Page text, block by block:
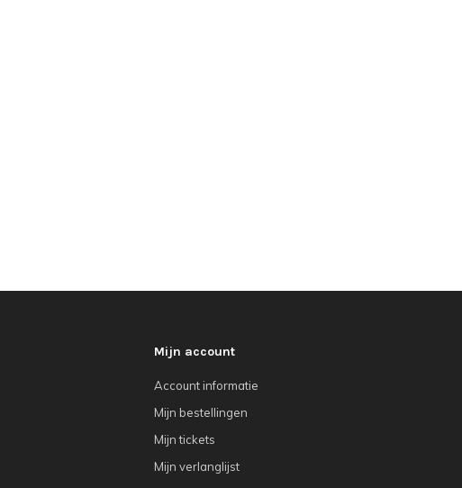
Mijn account
Account informatie
Mijn bestellingen
Mijn tickets
Mijn verlanglijst